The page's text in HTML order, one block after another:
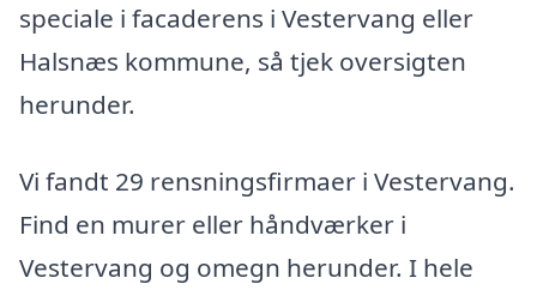
speciale i facaderens i Vestervang eller
Halsnæs kommune, så tjek oversigten
herunder.
Vi fandt 29 rensningsfirmaer i Vestervang.
Find en murer eller håndværker i
Vestervang og omegn herunder. I hele